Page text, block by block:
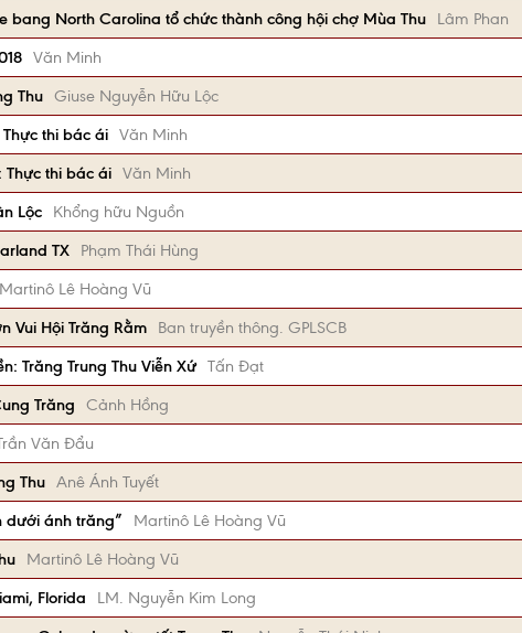
bang North Carolina tổ chức thành công hội chợ Mùa Thu
Lâm Phan
Văn Minh
Thu Giuse Nguyễn Hữu Lộc
thi bác ái Văn Minh
Thực thi bác ái Văn Minh
Lộc
Khổng hữu Nguồn
TX
Phạm Thái Hùng
Martinô Lê Hoàng Vũ
Vui Hội Trăng Rằm
Ban truyền thông. GPLSCB
Trăng Trung Thu Viễn Xứ Tấn Đạt
Trăng
Cảnh Hồng
Văn Đẩu
Thu Anê Ánh Tuyết
dưới ánh trăng”
Martinô Lê Hoàng Vũ
Martinô Lê Hoàng Vũ
Florida
LM. Nguyễn Kim Long